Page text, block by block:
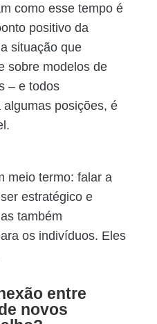
como esse tempo é
positivo da
situação que
sobre modelos de
– e todos
posições, é
meio termo: falar a
estratégico e
também
os indivíduos. Eles
entre
novos